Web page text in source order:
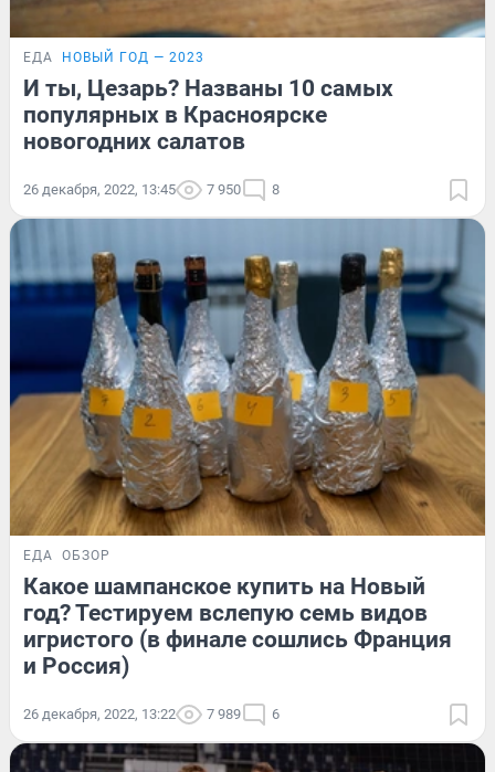
ЕДА НОВЫЙ ГОД — 2023
И ты, Цезарь? Названы 10 самых
популярных в Красноярске
новогодних салатов
26 декабря, 2022, 13:45 7 950 8
ЕДА ОБЗОР
Какое шампанское купить на Новый
год? Тестируем вслепую семь видов
игристого (в финале сошлись Франция
и Россия)
26 декабря, 2022, 13:22 7 989 6